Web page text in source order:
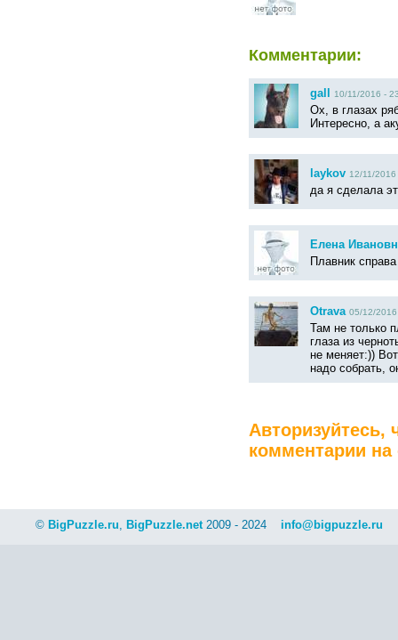
Комментарии:
gall 10/11/2016 -
Ох, в глазах
Интересно, а
laykov 12/11/
да я сделала
Елена
Плавник
Otrava 05/12/
Там не только
глаза из
не меняет:))
надо собрать,
Авторизуйтесь,
комментарии на
© BigPuzzle.ru, BigPuzzle.net2009 - 2024 info@bigpuzzle.ru